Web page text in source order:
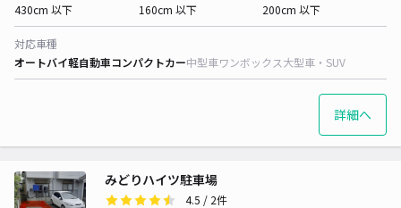
430cm 以下
160cm 以下
200cm 以下
対応車種
オートバイ軽自動車コンパクトカー中型車ワンボックス大型車・SUV
詳細へ
みどりハイツ駐車場
4.5 / 2件